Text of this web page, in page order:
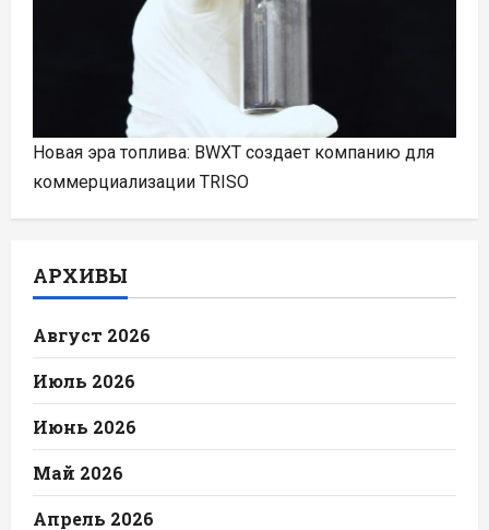
Новая эра топлива: BWXT создает компанию для
коммерциализации TRISO
АРХИВЫ
Август 2026
Июль 2026
Июнь 2026
Май 2026
Апрель 2026